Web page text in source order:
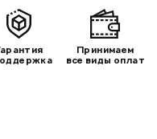
Принимаем
все виды оплат